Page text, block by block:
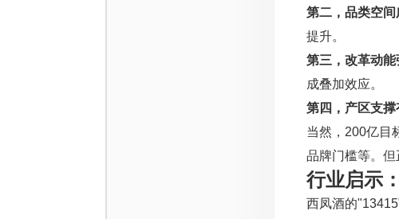
第二，品类空间
提升。
第三，改革动能
成叠加效应。
第四，产区支撑
当然，200亿目
品牌门槛等。但
行业启示
西凤酒的